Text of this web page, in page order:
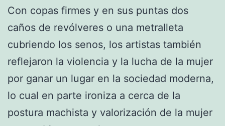
Con copas firmes y en sus puntas dos
caños de revólveres o una metralleta
cubriendo los senos, los artistas también
reflejaron la violencia y la lucha de la mujer
por ganar un lugar en la sociedad moderna,
lo cual en parte ironiza a cerca de la
postura machista y valorización de la mujer